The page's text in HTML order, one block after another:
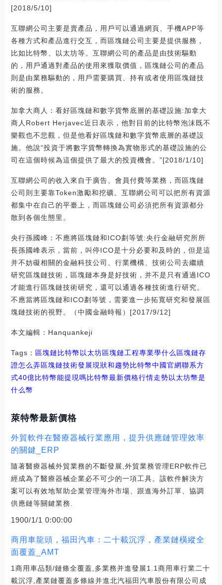
[2018/5/10]
互聯網公司主要是賣產品，用戶可以通過網頁、手機APP等
各種方式和產品進行交互，而區塊鏈公司主要是提供服務，
比如比特幣、以太坊等。互聯網公司的產品是由技術驅動
的，用戶通過對產品的使用來獲取價值，區塊鏈公司的產品
則是由業務驅動的，用戶需要購買、持有或者使用區塊鏈技
術的服務。
加拿大商人：看好區塊鏈和數字貨幣底層的基礎設施:加拿大
商人Robert Herjavec近日表示，他對目前的比特幣泡沫既不
樂觀也不悲觀，但是他看好區塊鏈和數字貨幣底層的基礎設
施。他說“投資于將數字貨幣轉換為實物形式的基礎設施的公
司在這個時候為這個提供了最大的投資機會。”[2018/1/10]
互聯網公司的收入來自于廣告、會員付費等業務，而區塊鏈
公司則主要靠Token激勵和挖礦。互聯網公司可以把所有資源
都集中在自己的平臺上，而區塊鏈公司必須把所有資源都分
散到各個生態里。
央行孫國峰：不應將區塊鏈和ICO劃等號:央行金融研究所所
長孫國峰表示，當前，叫停ICO是十分必要和及時的，但是這
并不妨礙相關的金融科技公司、行業機構、技術公司去繼續
研究區塊鏈技術，區塊鏈本身是好技術，并不是只有通過ICO
才能進行區塊鏈技術研究，還可以通過各種技術進行研究。
不應當將區塊鏈和ICO劃等號，需要進一步拓寬研究和發展區
塊鏈技術的視野。（中國金融時報）[2017/9/12]
本文編輯：Hanquankeji
Tags： 區塊鏈比特幣以太坊區塊鏈工程專業學什么區塊鏈存
證怎么弄區塊鏈技術發展現狀和趨勢比特幣中國官網聯系方
式40億比特幣能提現嗎比特幣最新價格行情走勢以太坊幣是
什么幣
萊特幣最新價格
外貿軟件在醫療器械行業應用，提升供應鏈管理效率
的關鍵_ERP
隨著醫療器械外貿業務的不斷發展,外貿業務管理ERP軟件已
經成為了醫療器械企業必不可少的一項工具。該軟件解決方
案可以有效地幫助企業管理海外市場、跟進海外訂單、協調
供應鏈等關鍵業務.
1900/1/1 0:00:00
商用車龍頭，福田汽車：二十載沉浮，產業鏈橫縱全
面覆蓋_AMT
1商用車品類/鏈條全覆蓋,多業務并進發展1.1商用車行業二十
載沉浮,產業鏈覆蓋多條線并進北汽福田汽車股份有限公司成